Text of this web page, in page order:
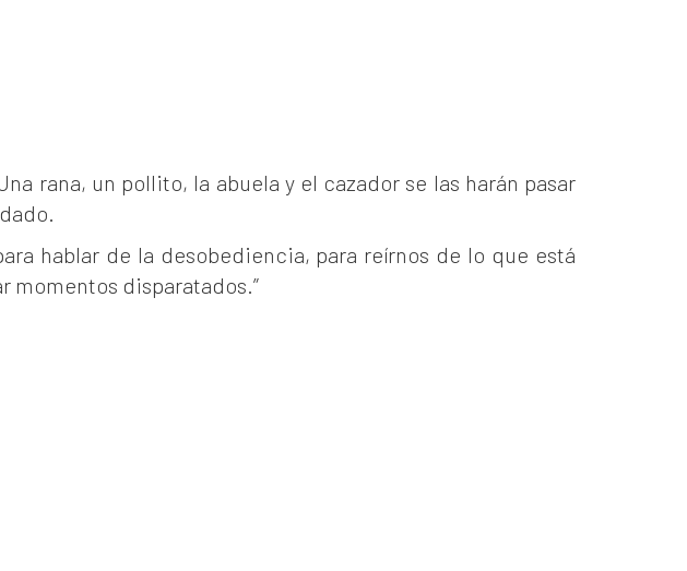
rana, un pollito, la abuela y el cazador se las harán pasar
hablar de la desobediencia, para reírnos de lo que está
momentos disparatados.”